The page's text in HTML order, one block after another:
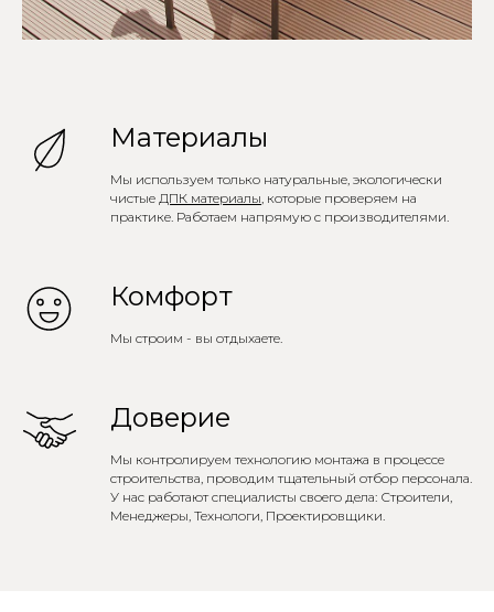
Материалы
Мы используем только натуральные, экологически
чистые ДПК материалы, которые проверяем на
практике. Работаем напрямую с производителями.
Комфорт
Мы строим - вы отдыхаете.
Доверие
Мы контролируем технологию монтажа в процессе
строительства, проводим тщательный отбор персонала.
У нас работают специалисты своего дела: Строители,
Менеджеры, Технологи, Проектировщики.